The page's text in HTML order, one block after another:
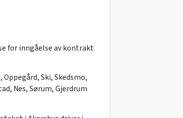
for inngåelse av kontrakt
Ski, Skedsmo,
Nes, Sørum, Gjerdrum